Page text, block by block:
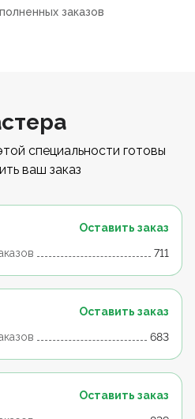
заказов
специальности готовы
ваш заказ
Оставить заказ
711
Оставить заказ
683
Оставить заказ